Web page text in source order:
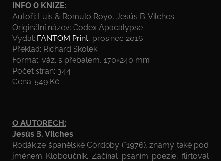
INFO O KNIZE:
Autoři: Luis & Romulo Royo, Jesús B. Vilches
Originální název: Codex Apocalypse
Vydal: FANTOM Print, prosinec 2016
Překlad: Richard Skolek
Formát: váz. s přebalem, 170×240 mm
Počet stran: 344
Cena: 549 Kč
O AUTORECH:
Jesús B. Vilches
Rodák ze španělské Córdoby (*1976), známý také pod
jménem Kloboučník. Začínal psaním poezie, flirtoval